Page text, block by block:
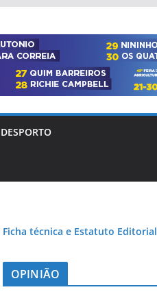
DESPORTO
Ficha técnica e Estatuto Editorial
OPINIÃO